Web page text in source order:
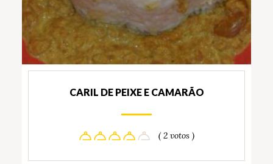
CARIL DE PEIXE E CAMARÃO
( 2 votos )